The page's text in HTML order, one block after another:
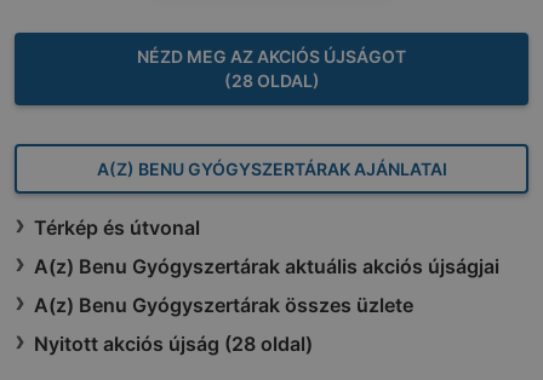
NÉZD MEG AZ AKCIÓS ÚJSÁGOT
(28 OLDAL)
A(Z) BENU GYÓGYSZERTÁRAK AJÁNLATAI
Térkép és útvonal
A(z) Benu Gyógyszertárak aktuális akciós újságjai
A(z) Benu Gyógyszertárak összes üzlete
Nyitott akciós újság (28 oldal)